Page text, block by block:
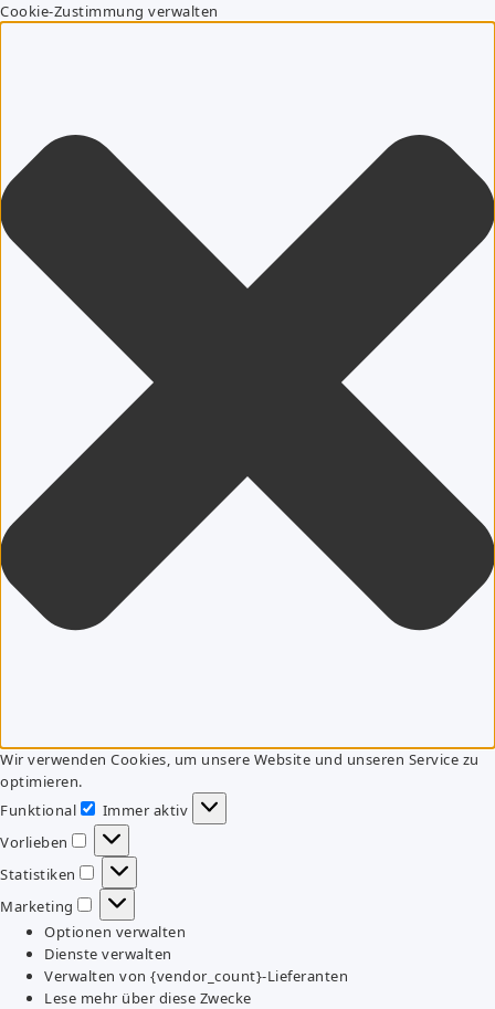
Cookie-Zustimmung verwalten
Wir verwenden Cookies, um unsere Website und unseren Service zu
optimieren.
Funktional
Funktional
Immer aktiv
Vorlieben
Vorlieben
Statistiken
Statistiken
Marketing
Marketing
Optionen verwalten
Dienste verwalten
Verwalten von {vendor_count}-Lieferanten
Lese mehr über diese Zwecke